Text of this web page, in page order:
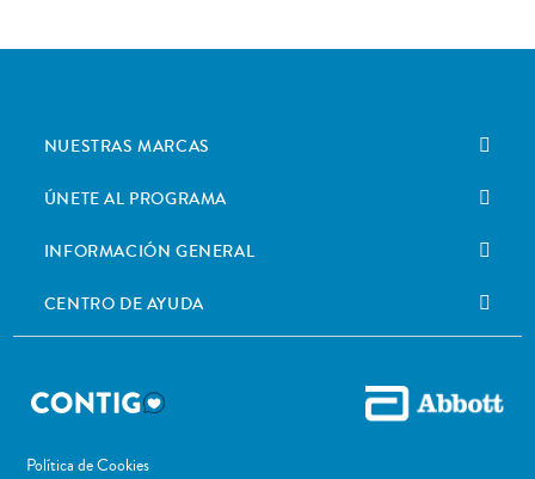
NUESTRAS MARCAS
ÚNETE AL PROGRAMA
INFORMACIÓN GENERAL
CENTRO DE AYUDA
Política de Cookies